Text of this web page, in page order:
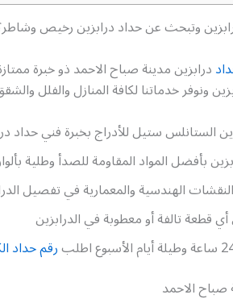
وتبحث عن حداد درابزين رخيص
درابزين مدينة صباح الاحمد ذو خبرة
ونوفر خدماتنا لكافة المنازل والفلل
الستانلس ستيل للأدراج بخبرة فني حداد
بأفضل المواد المقاومة للصدأ وطلية
الهندسية والمعمارية في تفصيل
قطعة تالفة أو معطوبة في الدرابزين
رقم حداد
صباح الاحمد